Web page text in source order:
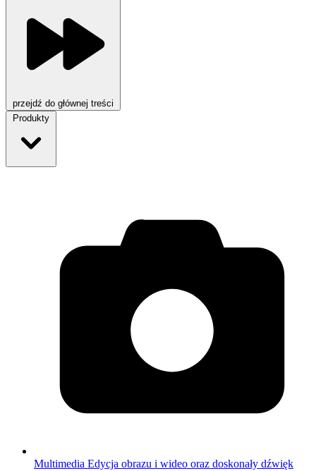
przejdź do głównej treści
Produkty
Multimedia Edycja obrazu i wideo oraz doskonały dźwięk